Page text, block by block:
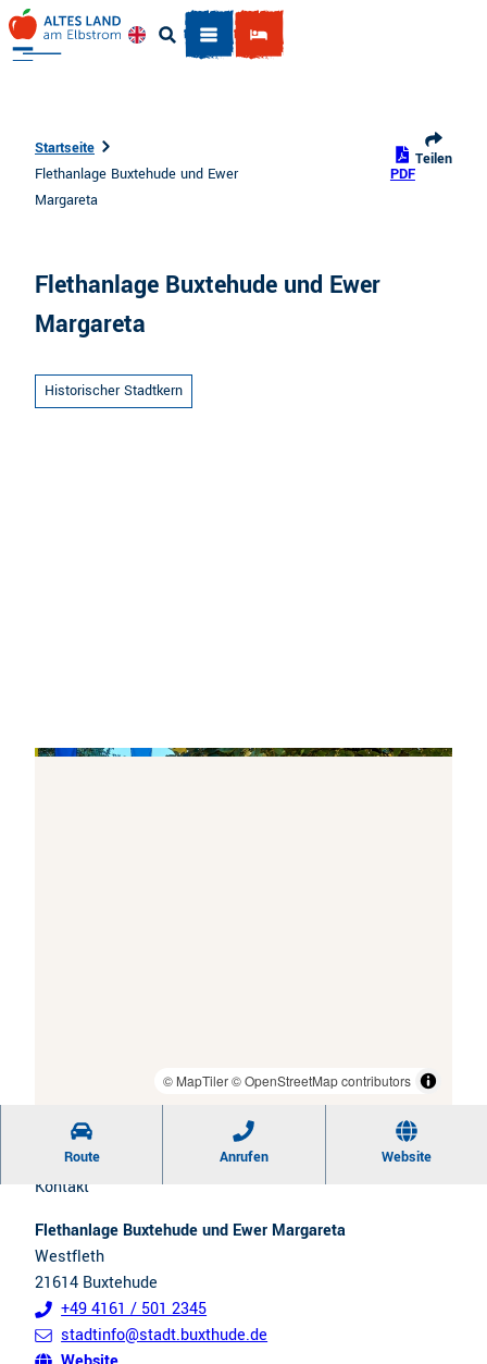
m
Englisch
Suche
Startseite
Flethanlage Buxtehude und Ewer
Margareta
PDF
Teilen
Flethanlage Buxtehude und Ewer
Margareta
Historischer Stadtkern
© MapTiler© OpenStreetMap contributors
Route Anrufen Website
Kontakt
Flethanlage Buxtehude und Ewer Margareta
Westfleth
21614 Buxtehude
+49 4161 / 501 2345
stadtinfo@stadt.buxthude.de